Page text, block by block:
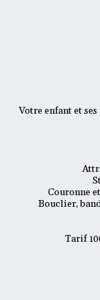
Votre enfant et
Couronne
Bouclier,
Tarif